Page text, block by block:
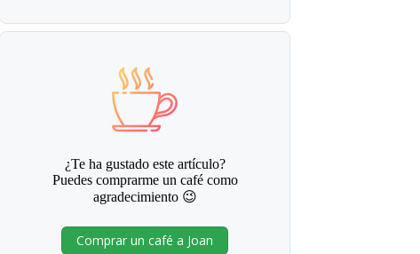
¿Te ha gustado este artículo?
Puedes comprarme un café como
agradecimiento 😉
Comprar un café a Joan